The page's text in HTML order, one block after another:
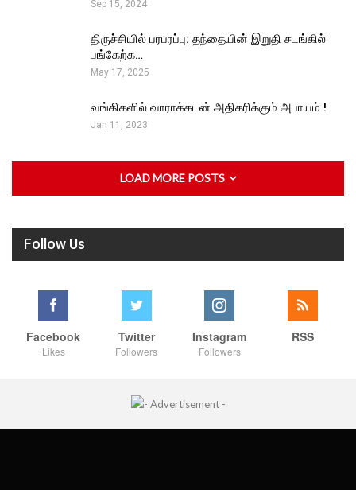
Sep 15, 2024
திருச்சியில் பரபரப்பு: தந்தையின் இறுதி சடங்கில்
பங்கேற்க…
May 17, 2025
வங்கிகளில் வாராக்கடன் அதிகரிக்கும் அபாயம் !
Jan 11, 2023
LOAD MORE POSTS
Follow Us
Facebook
Likes
Twitter
Followers
Instagram
Followers
RSS